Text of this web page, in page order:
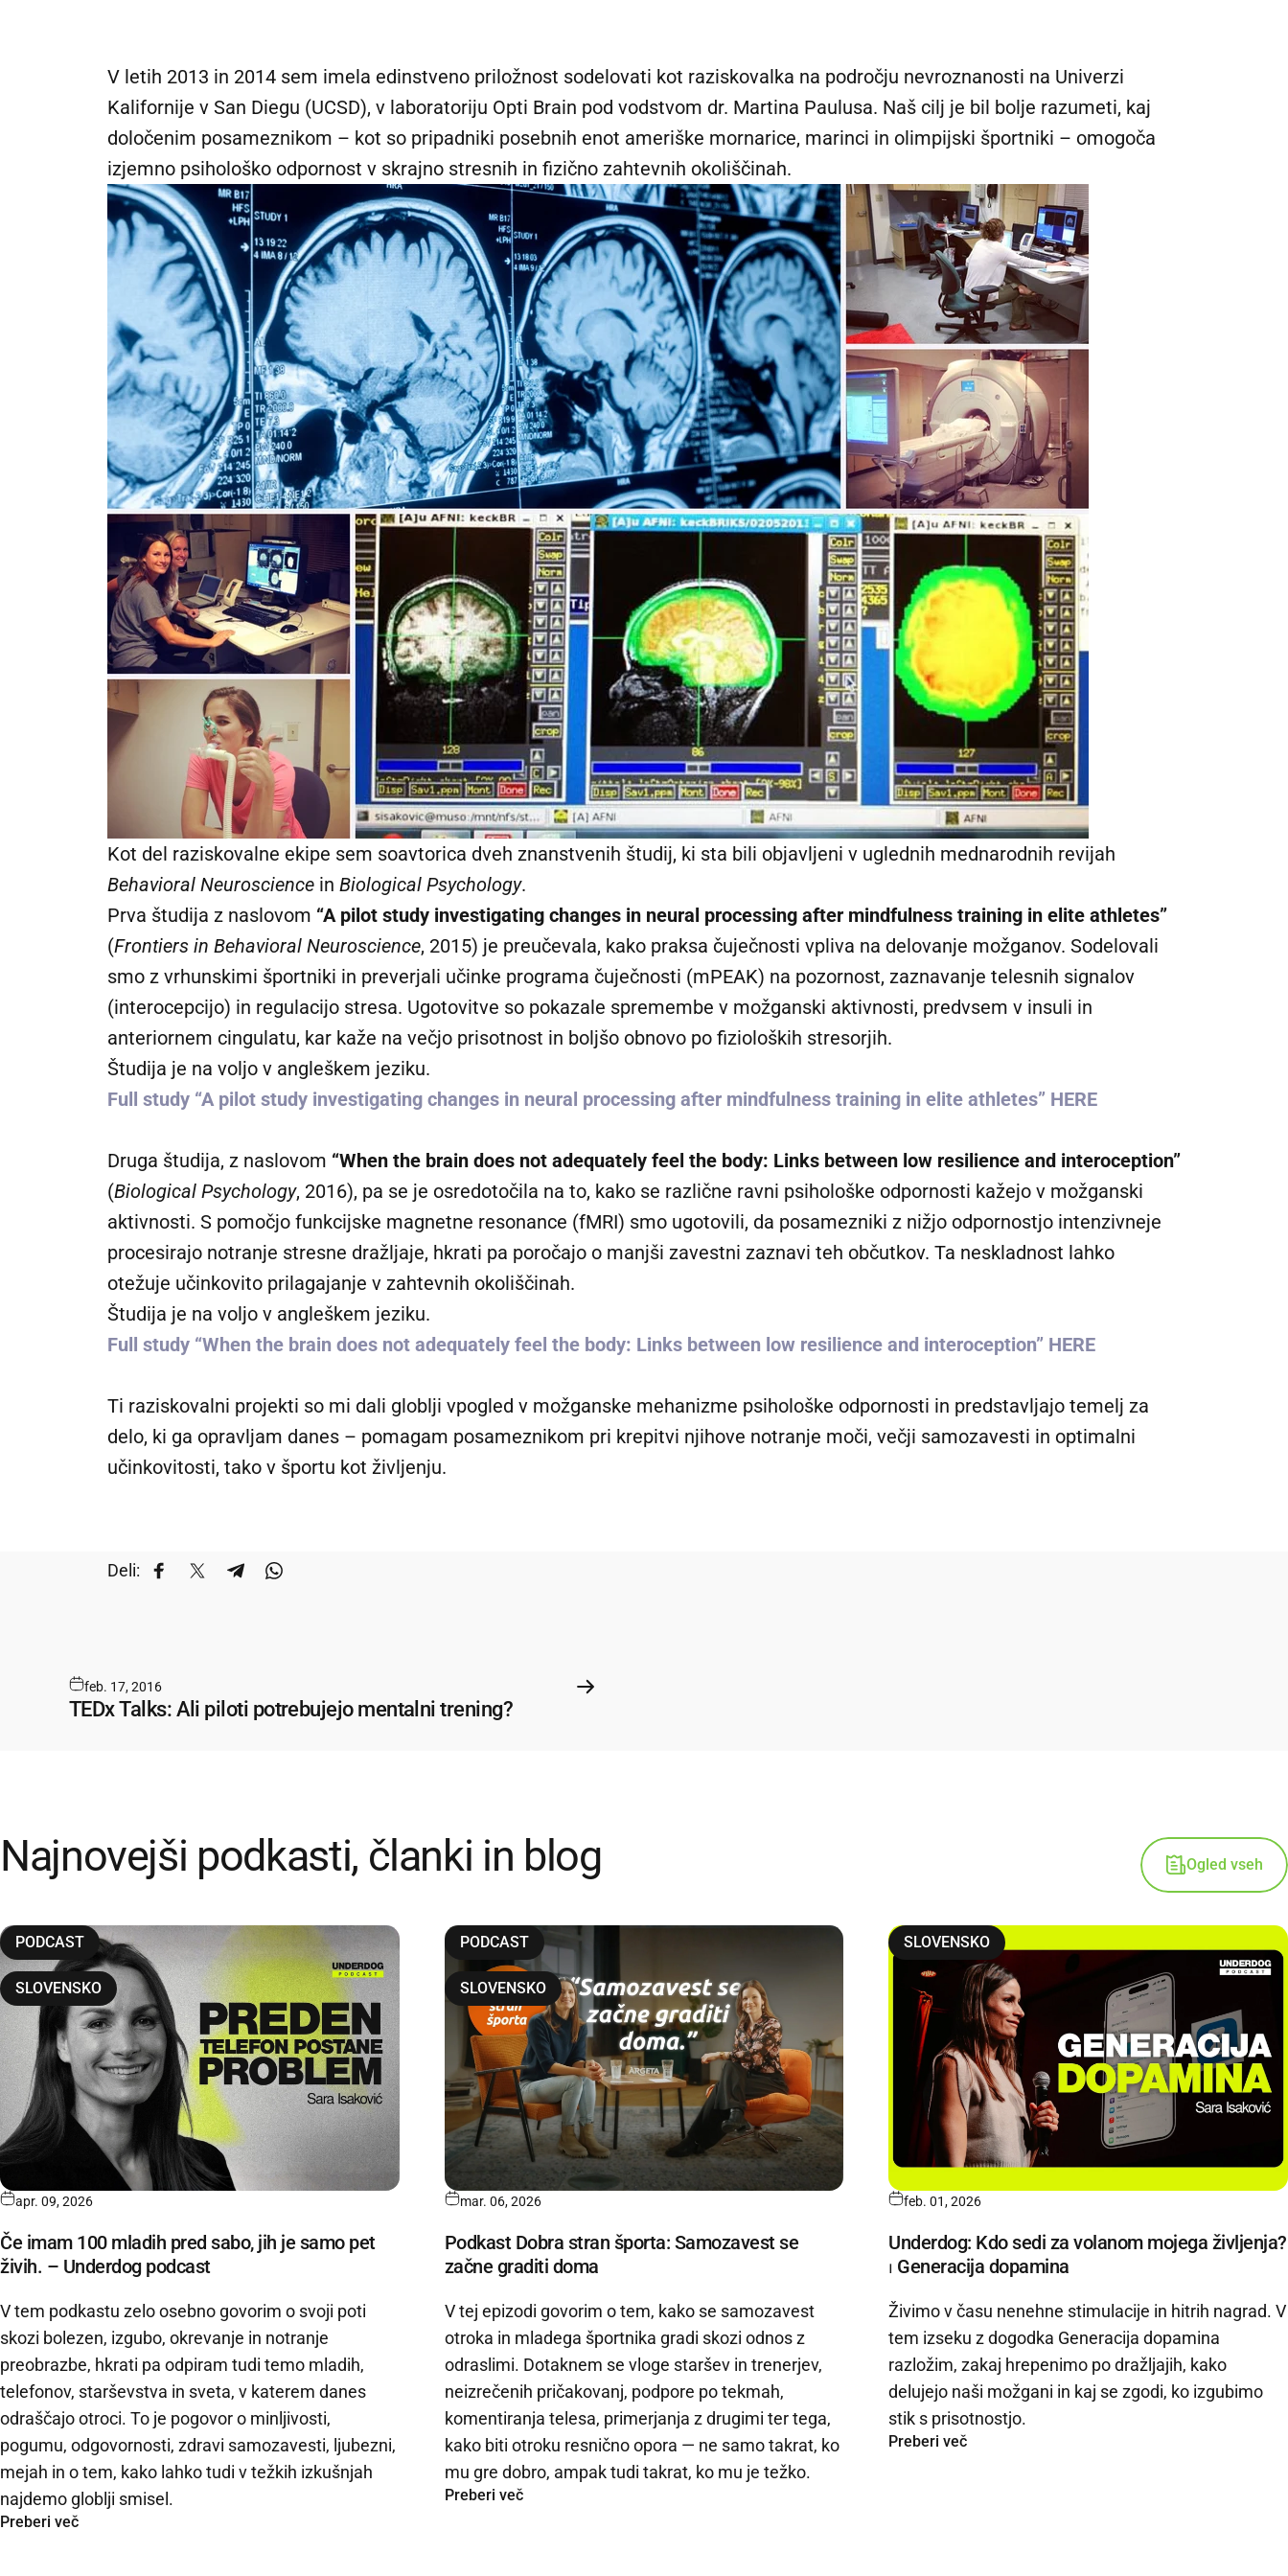
V letih 2013 in 2014 sem imela edinstveno priložnost sodelovati kot raziskovalka na področju nevroznanosti na Univerzi
Kalifornije v San Diegu (UCSD), v laboratoriju Opti Brain pod vodstvom dr. Martina Paulusa. Naš cilj je bil bolje razumeti, kaj
določenim posameznikom – kot so pripadniki posebnih enot ameriške mornarice, marinci in olimpijski športniki – omogoča
izjemno psihološko odpornost v skrajno stresnih in fizično zahtevnih okoliščinah.
Kot del raziskovalne ekipe sem soavtorica dveh znanstvenih študij, ki sta bili objavljeni v uglednih mednarodnih revijah
Behavioral Neuroscience in Biological Psychology.
Prva študija z naslovom “A pilot study investigating changes in neural processing after mindfulness training in elite athletes”
(Frontiers in Behavioral Neuroscience, 2015) je preučevala, kako praksa čuječnosti vpliva na delovanje možganov. Sodelovali
smo z vrhunskimi športniki in preverjali učinke programa čuječnosti (mPEAK) na pozornost, zaznavanje telesnih signalov
(interocepcijo) in regulacijo stresa. Ugotovitve so pokazale spremembe v možganski aktivnosti, predvsem v insuli in
anteriornem cingulatu, kar kaže na večjo prisotnost in boljšo obnovo po fizioloških stresorjih.
Študija je na voljo v angleškem jeziku.
Full study “A pilot study investigating changes in neural processing after mindfulness training in elite athletes” HERE
Druga študija, z naslovom “When the brain does not adequately feel the body: Links between low resilience and interoception”
(Biological Psychology, 2016), pa se je osredotočila na to, kako se različne ravni psihološke odpornosti kažejo v možganski
aktivnosti. S pomočjo funkcijske magnetne resonance (fMRI) smo ugotovili, da posamezniki z nižjo odpornostjo intenzivneje
procesirajo notranje stresne dražljaje, hkrati pa poročajo o manjši zavestni zaznavi teh občutkov. Ta neskladnost lahko
otežuje učinkovito prilagajanje v zahtevnih okoliščinah.
Študija je na voljo v angleškem jeziku.
Full study “When the brain does not adequately feel the body: Links between low resilience and interoception” HERE
Ti raziskovalni projekti so mi dali globlji vpogled v možganske mehanizme psihološke odpornosti in predstavljajo temelj za
delo, ki ga opravljam danes – pomagam posameznikom pri krepitvi njihove notranje moči, večji samozavesti in optimalni
učinkovitosti, tako v športu kot življenju.
Deli: Deli na Facebooku
Deli na XDeli na Telegramu
Deli na WhatsAppu
feb. 17, 2016
TEDx Talks: Ali piloti potrebujejo mentalni trening?
Najnovejši podkasti, članki in blog Ogled vseh
PODCAST
SLOVENSKO
apr. 09, 2026
Če imam 100 mladih pred sabo, jih je samo pet
živih. – Underdog podcast
V tem podkastu zelo osebno govorim o svoji poti
skozi bolezen, izgubo, okrevanje in notranje
preobrazbe, hkrati pa odpiram tudi temo mladih,
telefonov, starševstva in sveta, v katerem danes
odraščajo otroci. To je pogovor o minljivosti,
pogumu, odgovornosti, zdravi samozavesti, ljubezni,
mejah in o tem, kako lahko tudi v težkih izkušnjah
najdemo globlji smisel.
Preberi več
PODCAST
SLOVENSKO
mar. 06, 2026
Podkast Dobra stran športa: Samozavest se
začne graditi doma
V tej epizodi govorim o tem, kako se samozavest
otroka in mladega športnika gradi skozi odnos z
odraslimi. Dotaknem se vloge staršev in trenerjev,
neizrečenih pričakovanj, podpore po tekmah,
komentiranja telesa, primerjanja z drugimi ter tega,
kako biti otroku resnično opora — ne samo takrat, ko
mu gre dobro, ampak tudi takrat, ko mu je težko.
Preberi več
SLOVENSKO
feb. 01, 2026
Underdog: Kdo sedi za volanom mojega življenja?
⏐ Generacija dopamina
Živimo v času nenehne stimulacije in hitrih nagrad. V
tem izseku z dogodka Generacija dopamina
razložim, zakaj hrepenimo po dražljajih, kako
delujejo naši možgani in kaj se zgodi, ko izgubimo
stik s prisotnostjo.
Preberi več